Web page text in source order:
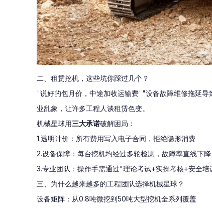
二、租赁挖机，这些坑你踩过几个？
"说好的包月价，中途加收运输费""设备故障维修拖延
业乱象，让许多工程人谈租赁色变。
机械星球用三大承诺破解困局：
1.透明计价：所有费用写入电子合同，拒绝隐形消费
2.设备保障：每台挖机均经过多轮检测，故障率直线下降
3.专业团队：操作手需通过"理论考试+实操考核+安全培
三、为什么越来越多的工程团队选择机械星球？
设备矩阵：从0.8吨微挖到50吨大型挖机全系列覆盖